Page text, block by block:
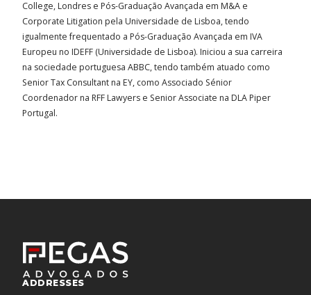
College, Londres e Pós-Graduação Avançada em M&A e
Corporate Litigation pela Universidade de Lisboa, tendo
igualmente frequentado a Pós-Graduação Avançada em IVA
Europeu no IDEFF (Universidade de Lisboa). Iniciou a sua carreira
na sociedade portuguesa ABBC, tendo também atuado como
Senior Tax Consultant na EY, como Associado Sénior
Coordenador na RFF Lawyers e Senior Associate na DLA Piper
Portugal.
ADDRESSES